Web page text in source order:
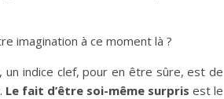
imagination à ce moment là ?
indice clef, pour en être sûre, est de
Le fait d’être soi-même surpris est le